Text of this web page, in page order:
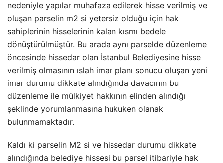
nedeniyle yapılar muhafaza edilerek hisse verilmiş ve
oluşan parselin m2 si yetersiz olduğu için hak
sahiplerinin hisselerinin kalan kısmı bedele
dönüştürülmüştür. Bu arada aynı parselde düzenleme
öncesinde hissedar olan İstanbul Belediyesine hisse
verilmiş olmasının ıslah imar planı sonucu oluşan yeni
imar durumu dikkate alındığında davacının bu
düzenleme ile mülkiyet hakkının elinden alındığı
şeklinde yorumlanmasına hukuken olanak
bulunmamaktadır.
Kaldı ki parselin M2 si ve hissedar durumu dikkate
alındığında belediye hissesi bu parsel itibariyle hak